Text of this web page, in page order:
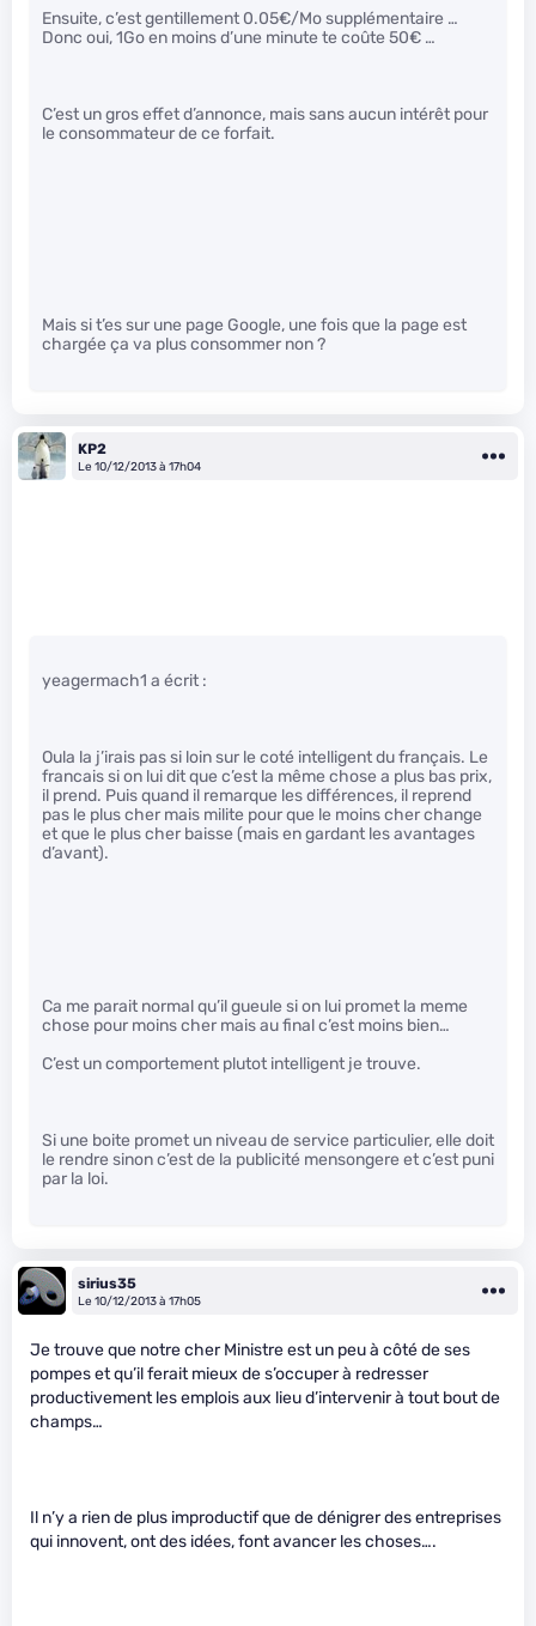
Ensuite, c’est gentillement 0.05€/Mo supplémentaire …
Donc oui, 1Go en moins d’une minute te coûte 50€ …
C’est un gros effet d’annonce, mais sans aucun intérêt pour
le consommateur de ce forfait.
Mais si t’es sur une page Google, une fois que la page est
chargée ça va plus consommer non ?
KP2
Le 10/12/2013 à 17h04
yeagermach1 a écrit :
Oula la j’irais pas si loin sur le coté intelligent du français. Le
francais si on lui dit que c’est la même chose a plus bas prix,
il prend. Puis quand il remarque les différences, il reprend
pas le plus cher mais milite pour que le moins cher change
et que le plus cher baisse (mais en gardant les avantages
d’avant).
Ca me parait normal qu’il gueule si on lui promet la meme
chose pour moins cher mais au final c’est moins bien…
C’est un comportement plutot intelligent je trouve.
Si une boite promet un niveau de service particulier, elle doit
le rendre sinon c’est de la publicité mensongere et c’est puni
par la loi.
sirius35
Le 10/12/2013 à 17h05
Je trouve que notre cher Ministre est un peu à côté de ses
pompes et qu’il ferait mieux de s’occuper à redresser
productivement les emplois aux lieu d’intervenir à tout bout de
champs…
Il n’y a rien de plus improductif que de dénigrer des entreprises
qui innovent, ont des idées, font avancer les choses….